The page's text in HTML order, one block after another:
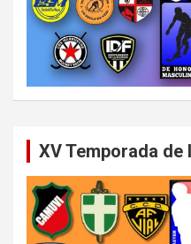
XV Temporada